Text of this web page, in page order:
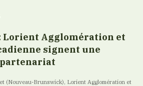
Lorient Agglomération et
signent une
(Nouveau-Brunswick), Lorient Agglomération et